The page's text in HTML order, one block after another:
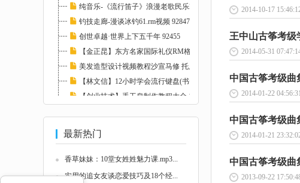
纯音乐-《流行笛子》浪漫老歌民乐2CD 93251
钓技走廊-漫谈冰钓61.rm视频 92847
创世卓越·世界上下五千年 92455
【金正昆】东方名家国际礼仪RM格式20讲 10226...
美发造型设计视频教程沙宣马修 托尼盖 名师集...
【林文信】12小时学会流行键盘(书+视频)全集 ...
【创业技术】手工皂制作教程大全 113628
最新热门
香草妹妹：10堂女姓姓魅力课.mp3...
实用的追女友谈恋爱技巧及18个经...
2014-10-17
王中山古筝考级
2014-05-31
中国古筝考级曲
2014-01-22
中国古筝考级曲
2014-01-21
中国古筝考级曲
2013-09-22